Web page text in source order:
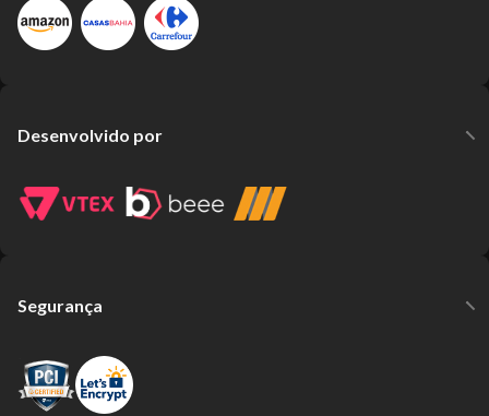
Desenvolvido por
Segurança